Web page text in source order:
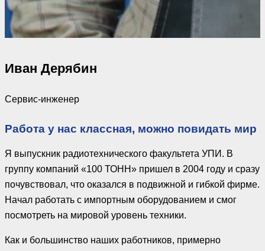
Иван Дерябин
Сервис-инженер
Работа у нас классная, можно повидать мир
Я выпускник радиотехнического факультета УПИ. В
группу компаний «100 ТОНН» пришел в 2004 году и сразу
почувствовал, что оказался в подвижной и гибкой фирме.
Начал работать с импортным оборудованием и смог
посмотреть на мировой уровень техники.
Как и большинство наших работников, примерно